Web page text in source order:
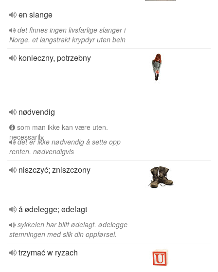
en slange
det finnes ingen livsfarlige slanger i
Norge. et langstrakt krypdyr uten bein
konieczny, potrzebny
nødvendig
som man ikke kan være uten.
necessarily
det er ikke nødvendig å sette opp
renten. nødvendigvis
niszczyć; zniszczony
å ødelegge; ødelagt
sykkelen har blitt ødelagt. ødelegge
stemningen med slik din oppførsel.
trzymać w ryzach